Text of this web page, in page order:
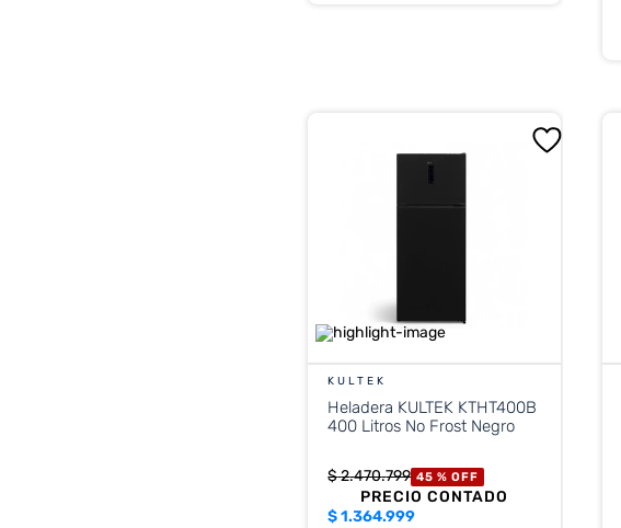
KULTEK
Heladera KULTEK KTHT400B
400 Litros No Frost Negro
$2.470.799 45 % OFF
PRECIO CONTADO
$1.364.999